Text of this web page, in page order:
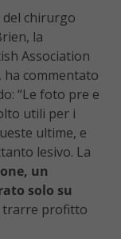
chirurgo
la
Association
ha commentato
“Le foto pre e
utili per i
ultime, e
lesivo. La
un
solo su
trarre profitto